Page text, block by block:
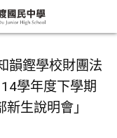
韻鏗學校財團法
學年度下學期
生說明會」